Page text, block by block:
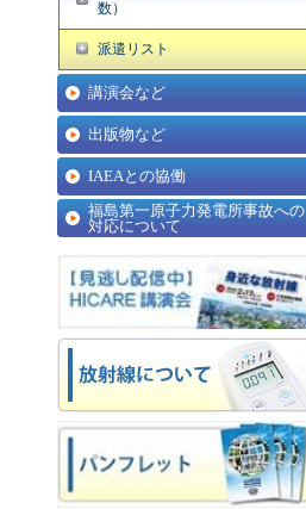
数）
派遣リスト
講演会など
出版物など
IAEAとの協働
福島第一原子力発電所事故への
対応について